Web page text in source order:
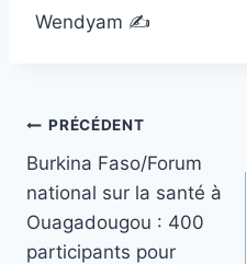
Wendyam ✍️
Navigation
de
l’article
PRÉCÉDENT
Burkina Faso/Forum
national sur la santé à
Ouagadougou : 400
participants pour